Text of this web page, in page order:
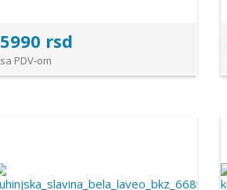
5990 rsd
sa PDV-om